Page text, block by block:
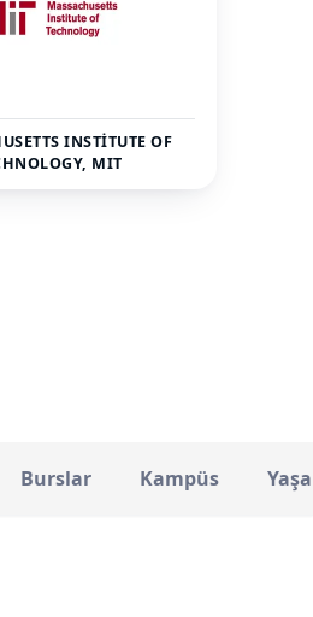
INSTITUTE OF
MIT
Burslar Kampüs